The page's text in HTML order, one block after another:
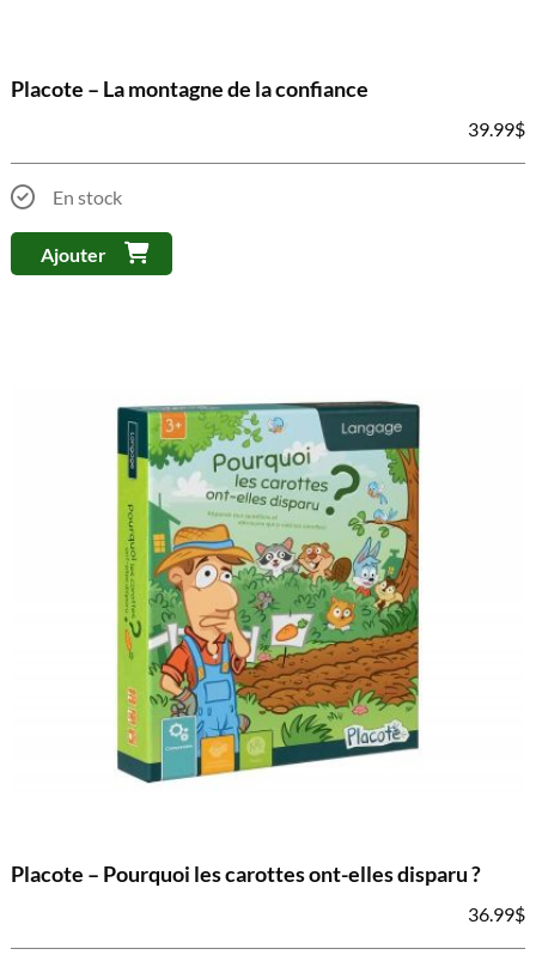
Placote – La montagne de la confiance
39.99$
En stock
Ajouter
Placote – Pourquoi les carottes ont-elles disparu ?
36.99$